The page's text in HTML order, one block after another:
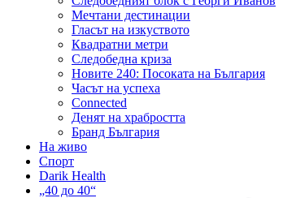
Мечтани дестинации
Гласът на изкуството
Квадратни метри
Следобедна криза
Новите 240: Посоката на България
Часът на успеха
Connected
Денят на храбростта
Бранд България
На живо
Спорт
Darik Health
„40 до 40“